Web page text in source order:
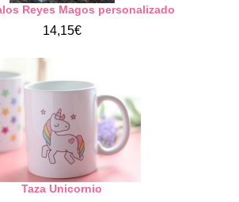
Reyes Magos personalizado
14,15€
Taza Unicornio